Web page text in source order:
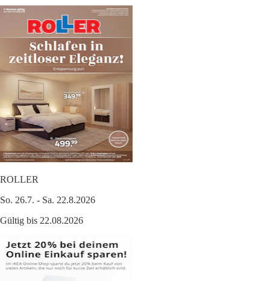
ROLLER
So. 26.7. - Sa. 22.8.2026
Gültig bis 22.08.2026